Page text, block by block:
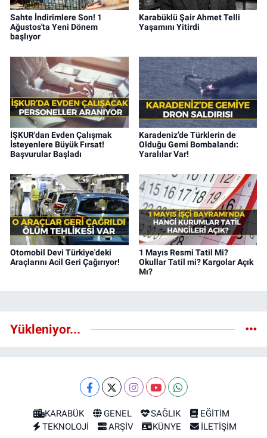
Sahte İndirimlere Son! 1
Ağustos'ta Yeni Dönem
başlıyor
Karabüklü Şair Ahmet Telli
Yaşamını Yitirdi
İŞKUR'dan Evden Çalışmak
İsteyenlere Büyük Fırsat!
Başvurular Başladı
Karadeniz’de Türklerin de
Olduğu Gemi Bombalandı:
Yaralılar Var!
Otomobil Devi Türkiye'deki
Araçlarını Acil Geri Çağırıyor!
1 Mayıs Resmi Tatil Mi?
Okullar Tatil mi? Kargolar Açık
Mı?
Yükleniyor...
KARABÜK GENEL SAĞLIK
EĞİTİM
TEKNOLOJİ
ARŞİV KÜNYE İLETİŞİM